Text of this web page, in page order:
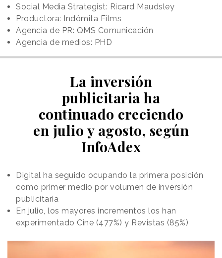
Social Media Strategist: Ricard Maudsley
Productora: Indómita Films
Agencia de PR: QMS Comunicación
Agencia de medios: PHD
La inversión
publicitaria ha
continuado creciendo
en julio y agosto, según
InfoAdex
Digital ha seguido ocupando la primera posición
como primer medio por volumen de inversión
publicitaria
En julio, los mayores incrementos los han
experimentado Cine (477%) y Revistas (85%)